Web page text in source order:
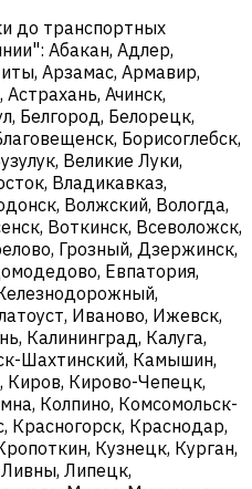
до транспортных
Абакан, Адлер,
Арзамас, Армавир,
Ачинск,
Белгород, Белорецк,
Борисоглебск,
Великие Луки,
Владикавказ,
Волжский, Вологда,
Воткинск, Всеволожск,
Грозный, Дзержинск,
Евпатория,
Иваново, Ижевск,
Калининград, Калуга,
Шахтинский, Камышин,
Киров, Кирово-Чепецк,
Колпино, Комсомольск-
Красногорск, Краснодар,
Кузнецк, Курган,
Липецк,